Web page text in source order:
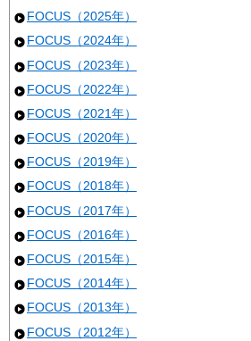
FOCUS（2025年）
FOCUS（2024年）
FOCUS（2023年）
FOCUS（2022年）
FOCUS（2021年）
FOCUS（2020年）
FOCUS（2019年）
FOCUS（2018年）
FOCUS（2017年）
FOCUS（2016年）
FOCUS（2015年）
FOCUS（2014年）
FOCUS（2013年）
FOCUS（2012年）